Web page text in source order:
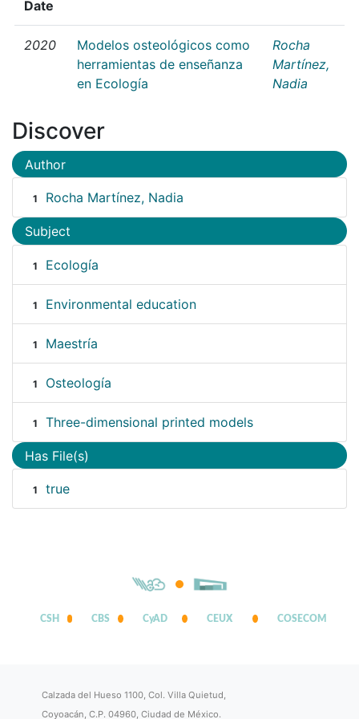
Date
2020
Modelos osteológicos como
herramientas de enseñanza
en Ecología
Rocha
Martínez,
Nadia
Discover
Author
1 Rocha Martínez, Nadia
Subject
1 Ecología
1 Environmental education
1 Maestría
1 Osteología
1 Three-dimensional printed models
Has File(s)
1 true
CSH CBS CyAD CEUX COSECOM
Calzada del Hueso 1100, Col. Villa Quietud,
Coyoacán, C.P. 04960, Ciudad de México.